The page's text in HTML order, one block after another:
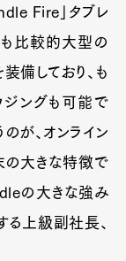
Fire」タブレ
も比較的大型の
備しており、も
ジングも可能で
のが、オンライン
の大きな特徴で
の大きな強み
る上級副社長、